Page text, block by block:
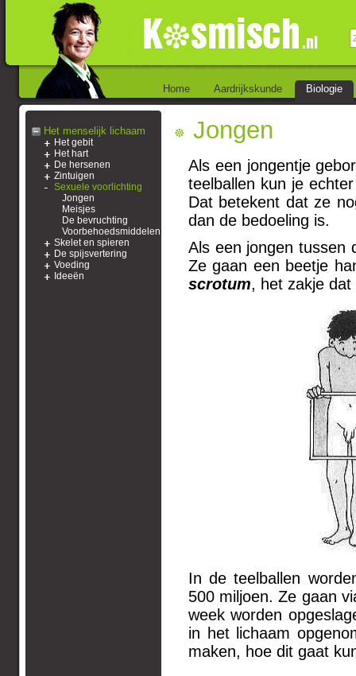
Home Aardrijkskunde Biologie
Het menselijk lichaam
Het gebit
Het hart
De hersenen
Zintuigen
Sexuele voorlichting
Jongen
Meisjes
De bevruchting
Voorbehoedsmiddelen
Skelet en spieren
De spijsvertering
Voeding
Ideeën
Jongen
Als een jongentje
teelballen kun je
Dat betekent dat ze
dan de bedoeling is.
Als een jongen tussen
Ze gaan een beetje
scrotum, het zakje
In de teelballen
500 miljoen. Ze gaan
week worden
in het lichaam
maken, hoe dit gaat